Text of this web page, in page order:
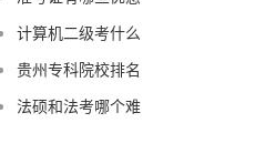
计算机二级考什么
贵州专科院校排名
法硕和法考哪个难